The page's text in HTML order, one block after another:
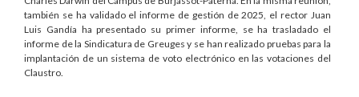
también se ha validado el informe de gestión de 2025, el rector Juan
Luis Gandía ha presentado su primer informe, se ha trasladado el
informe de la Sindicatura de Greuges y se han realizado pruebas para la
implantación de un sistema de voto electrónico en las votaciones del
Claustro.